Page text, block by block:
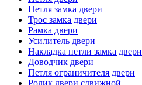
Петля замка двери
Трос замка двери
Рамка двери
Усилитель двери
Накладка петли замка двери
Доводчик двери
Петля ограничителя двери
Ролик двери сдвижной